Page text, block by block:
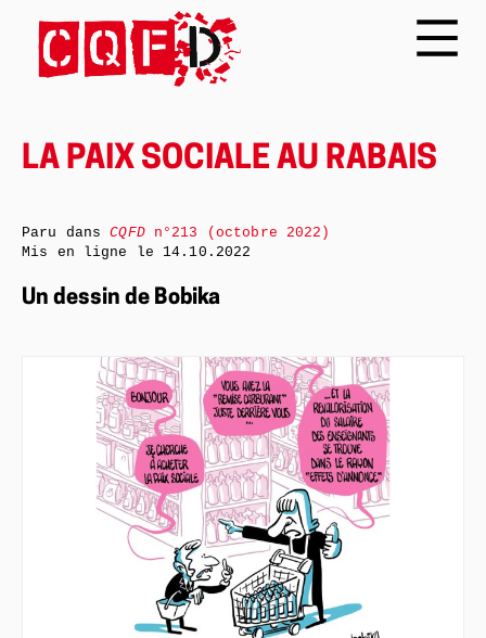
LA PAIX SOCIALE AU RABAIS
Un dessin de Bobika
Paru dansCQFDn°213 (octobre 2022)
Mis en ligne le 14.10.2022